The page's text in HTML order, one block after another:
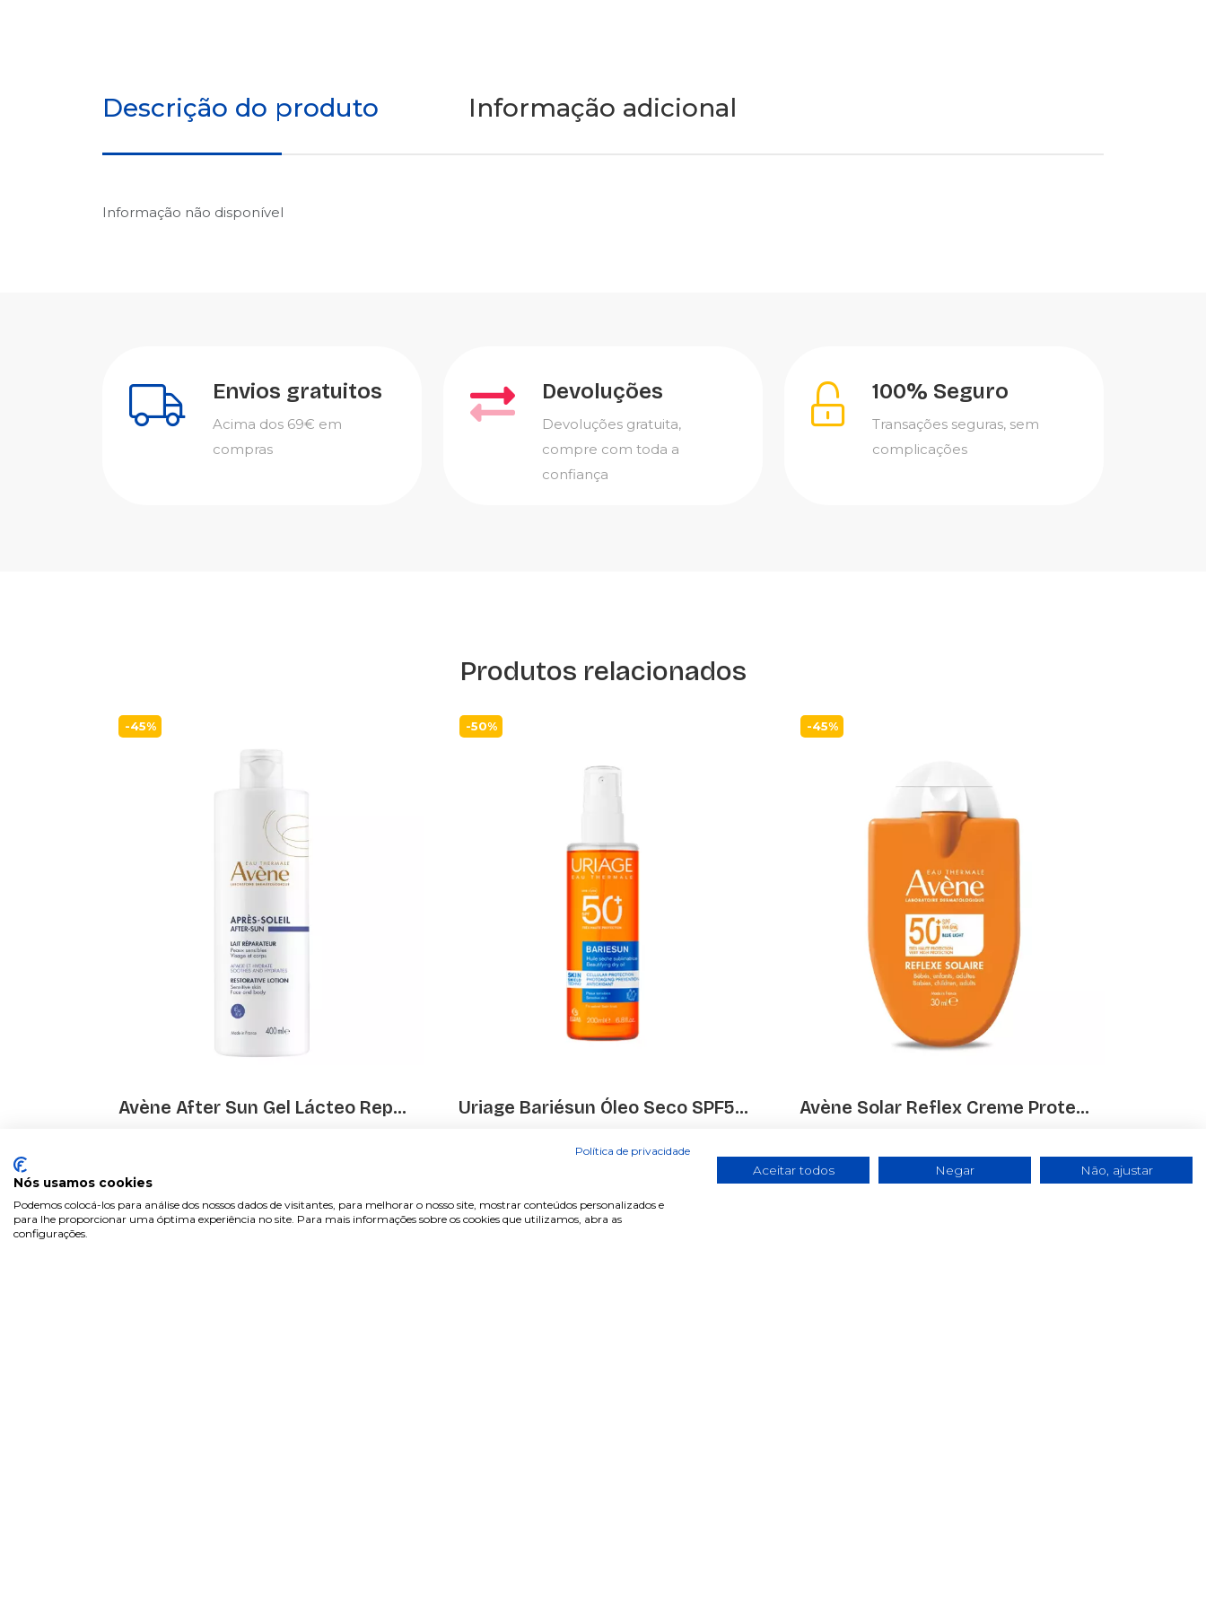
Descrição do produto Informação adicional
Informação não disponível
Envios gratuitos
Acima dos 69€ em
compras
Devoluções
Devoluções gratuita,
compre com toda a
confiança
100% Seguro
Transações seguras, sem
complicações
Produtos relacionados
-45%
Avène After Sun Gel Lácteo Rep...
-50%
Uriage Bariésun Óleo Seco SPF5...
-45%
Avène Solar Reflex Creme Prote...
Política de privacidade
Nós usamos cookies
Podemos colocá-los para análise dos nossos dados de visitantes, para melhorar o nosso site, mostrar conteúdos personalizados e
para lhe proporcionar uma óptima experiência no site. Para mais informações sobre os cookies que utilizamos, abra as
configurações.
Aceitar todos Negar Não, ajustar